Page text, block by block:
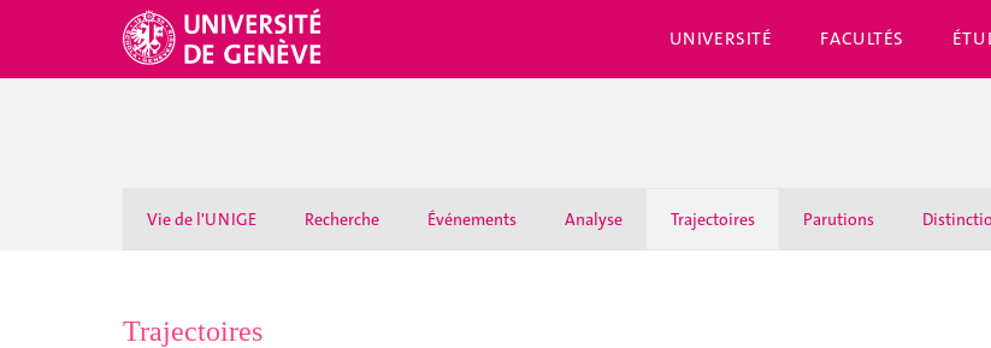
UNIVERSITÉ FACULTÉS
Vie de l'UNIGE Recherche Événements Analyse Trajectoires Parutions
Trajectoires